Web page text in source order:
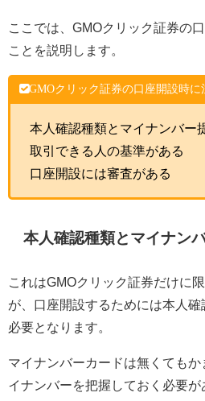
ここでは、GMOクリック証券の
ことを説明します。
GMOクリック証券の口座開設時に
本人確認種類とマイナンバー
取引できる人の基準がある
口座開設には審査がある
本人確認種類とマイナン
これはGMOクリック証券だけに
が、口座開設するためには本人
必要となります。
マイナンバーカードは無くても
イナンバーを把握しておく必要が